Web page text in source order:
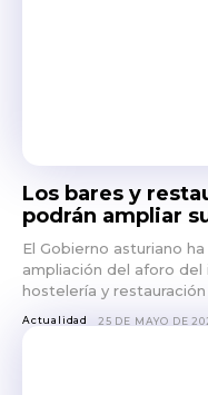
Los bares y
podrán ampliar
El Gobierno asturiano
ampliación del aforo
hostelería y restauración
Actualidad 25 DE MAYO DE